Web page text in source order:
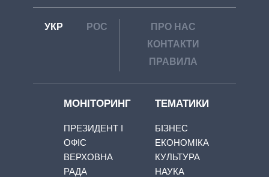
УКР РОС
ПРО НАС
КОНТАКТИ
ПРАВИЛА
МОНІТОРИНГ
ПРЕЗИДЕНТ І
ОФІС
ВЕРХОВНА
РАДА
ТЕМАТИКИ
БІЗНЕС
ЕКОНОМІКА
КУЛЬТУРА
НАУКА